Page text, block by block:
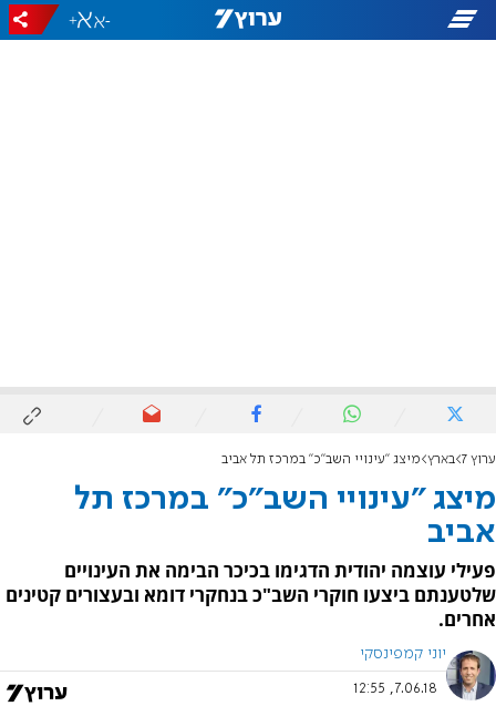
-
+
ערוץ 7 בארץ מיצג "עינויי השב"כ" במרכז תל אביב
מיצג "עינויי השב"כ" במרכז תל
אביב
פעילי עוצמה יהודית הדגימו בכיכר הבימה את העינויים
שלטענתם ביצעו חוקרי השב"כ בנחקרי דומא ובעצורים קטינים
אחרים.
יוני קמפינסקי
7.06.18, 12:55